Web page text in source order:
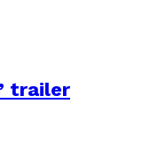
trailer